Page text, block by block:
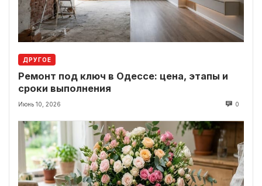
ДРУГОЕ
Ремонт под ключ в Одессе: цена, этапы и
сроки выполнения
Июнь 10, 2026 0